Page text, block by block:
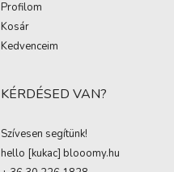
Profilom
Kosár
Kedvenceim
KÉRDÉSED VAN?
Szívesen segítünk!
hello [kukac] blooomy.hu